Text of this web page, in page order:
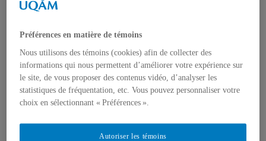
Bourses et prix
Dans les médias
Préférences en matière de témoins
Nous utilisons des témoins (cookies) afin de collecter des
informations qui nous permettent d’améliorer votre expérience sur
le site, de vous proposer des contenus vidéo, d’analyser les
statistiques de fréquentation, etc. Vous pouvez personnaliser votre
choix en sélectionnant « Préférences ».
Autoriser les témoins